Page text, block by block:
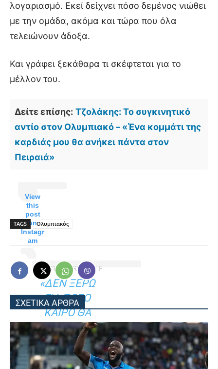
λογαριασμό. Εκεί δείχνει πόσο δεμένος νιώθει
με την ομάδα, ακόμα και τώρα που όλα
τελειώνουν άδοξα.
Και γράφει ξεκάθαρα τι σκέφτεται για το
μέλλον του.
Δείτε επίσης: Τζολάκης: Το συγκινητικό
αντίο στον Ολυμπιακό – «Ένα κομμάτι της
καρδιάς μου θα ανήκει πάντα στον
Πειραιά»
View
this
post
on
Instagr
am
A POST SHARED BY RODINEI DE ALMEIDA
«ΔΕΝ ΞΈΡΩ
ΓΙΑ ΠΌΣΟ
ΚΑΙΡΌ ΘΑ
ΜΕΊΝΩ ΣΕ
ΑΥΤΌΝ ΤΟΝ
ΣΎΛΛΟΓΟ,
TAGS Ολυμπιακός
ΣΧΕΤΙΚΑ ΑΡΘΡΑ